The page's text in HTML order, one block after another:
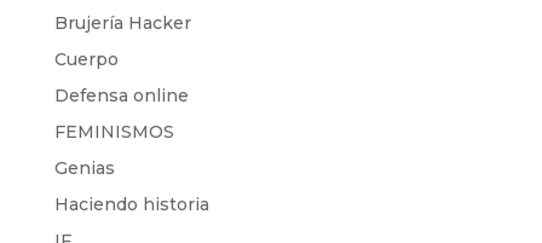
Brujería Hacker
Cuerpo
Defensa online
FEMINISMOS
Genias
Haciendo historia